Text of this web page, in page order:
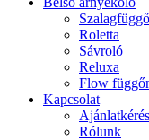
Roletta
Sávroló
Reluxa
Flow
Kapcsolat
Ajánlatkérés
Rólunk